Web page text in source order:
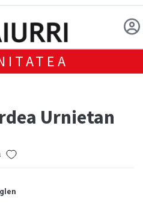
Urnietan